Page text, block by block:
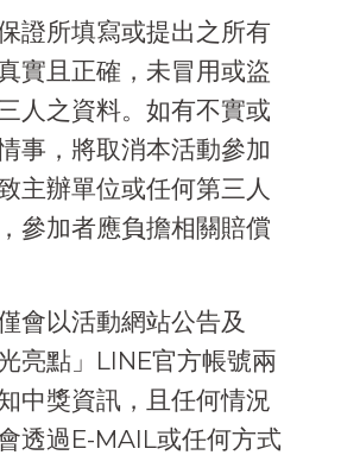
證所填寫或提出之所有
實且正確，未冒用或盜
人之資料。如有不實或
事，將取消本活動參加
主辦單位或任何第三人
參加者應負擔相關賠償
會以活動網站公告及
亮點」LINE官方帳號兩
中獎資訊，且任何情況
透過E-MAIL或任何方式